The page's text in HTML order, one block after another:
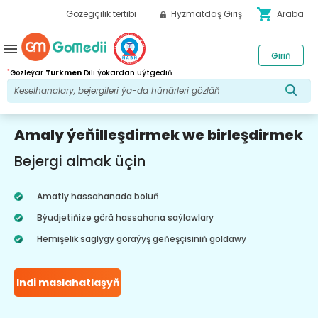
Gözegçilik tertibi Hyzmatdaş Giriş shopping_cart Araba
*Gözleýär Turkmen Dili ýokardan üýtgediň.
Giriň
menu
Amaly ýeňilleşdirmek we birleşdirmek
Bejergi almak üçin
Amatly hassahanada boluň
Býudjetiňize görä hassahana saýlawlary
Hemişelik saglygy goraýyş geňeşçisiniň goldawy
Indi maslahatlaşyň